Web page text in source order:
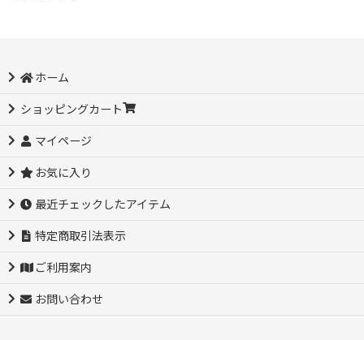
ホーム
ショッピングカート
マイページ
お気に入り
最近チェックしたアイテム
特定商取引法表示
ご利用案内
お問い合わせ